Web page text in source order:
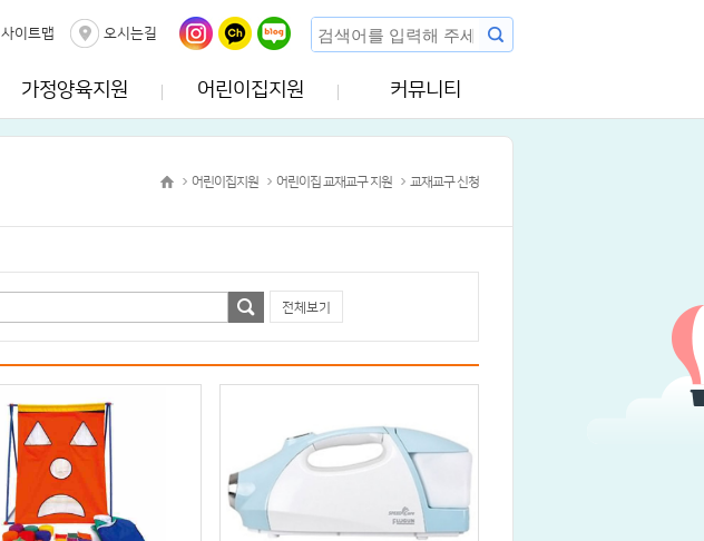
사이트맵 오시는길
가정양육지원 어린이집지원 커뮤니티
어린이집지원 어린이집 교재교구 지원 교재교구 신청
전체보기